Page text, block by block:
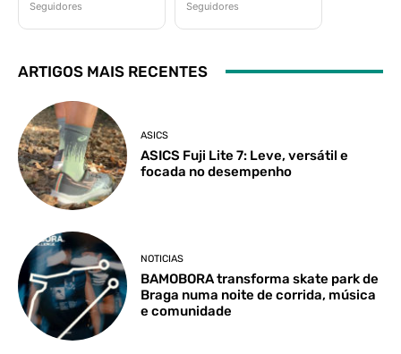
Seguidores Seguidores
ARTIGOS MAIS RECENTES
ASICS
ASICS Fuji Lite 7: Leve, versátil e
focada no desempenho
NOTICIAS
BAMOBORA transforma skate park de
Braga numa noite de corrida, música
e comunidade